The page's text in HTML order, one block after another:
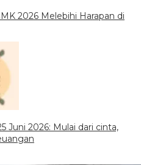
2026 Melebihi Harapan di
Juni 2026: Mulai dari cinta,